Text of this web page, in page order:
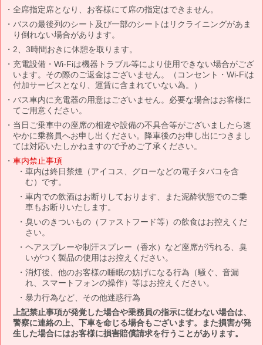
全席指定席となり、お客様にて席の指定はできません。
バスの最後列のシート及び一部のシートはリクライニングがあま
り倒れない場合があります。
2、3時間おきに休憩を取ります。
充電設備・Wi-Fiは機器トラブル等により使用できない場合がござ
います。その際のご返金はございません。（コンセント・Wi-Fiは
付加サービスとなり、運賃に含まれていない為。）
バス車内に充電器の用意はございません。必要な場合はお客様に
てご用意ください。
当日ご乗車中の座席の相違や設備の不具合等がございましたら速
やかに乗務員へお申し出ください。降車後のお申し出につきまし
ては対応いたしかねますので予めご了承ください。
車内禁止事項
車内は終日禁煙（アイコス、グローなどの電子タバコを含
む）です。
車内での飲酒はお断りしております、また泥酔状態でのご乗
車もお断りいたします。
臭いのきついもの（ファストフード等）の飲食はお控えくだ
さい。
ヘアスプレーや制汗スプレー（香水）など座席が汚れる、臭
いがつく製品の使用はお控えください。
消灯後、他のお客様の睡眠の妨げになる行為（騒ぐ、音漏
れ、スマートフォンの操作）等はお控えください。
暴力行為など、その他迷惑行為
上記禁止事項が発覚した場合や乗務員の指示に従わない場合は、
警察に連絡の上、下車を命じる場合もございます。また損害が発
生した場合にはお客様に損害賠償請求を行うことがあります。